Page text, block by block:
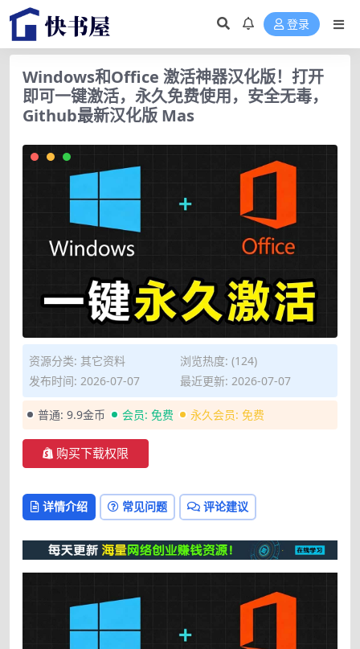
登录
Windows和Office 激活神器汉化版！打开
即可一键激活，永久免费使用，安全无毒，
Github最新汉化版 Mas
资源分类: 其它资料
浏览热度: (124)
发布时间: 2026-07-07
最近更新: 2026-07-07
普通: 9.9金币 会员: 免费 永久会员: 免费
购买下载权限
详情介绍 常见问题 评论建议